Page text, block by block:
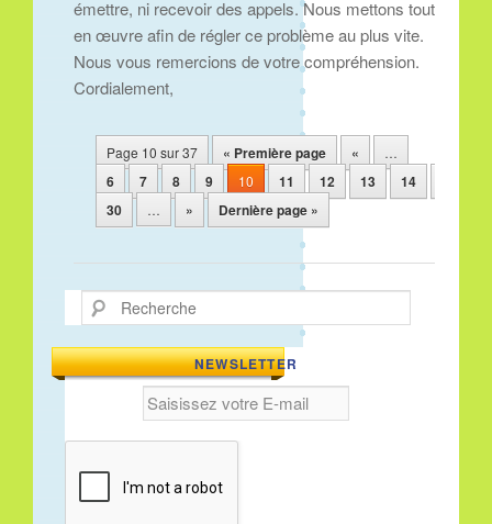
émettre, ni recevoir des appels. Nous mettons tout
en œuvre afin de régler ce problème au plus vite.
Nous vous remercions de votre compréhension.
Cordialement,
Navigation des articles
Page 10 sur 37 « Première page « …
6 7 8 9 10 11 12 13 14
30 … » Dernière page »
Recherche
NEWSLETTER